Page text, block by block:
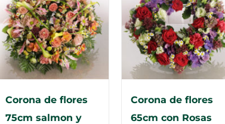
Corona de flores
75cm salmon y
Corona de flores
65cm con Rosas